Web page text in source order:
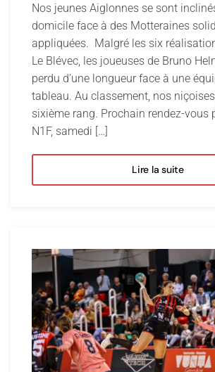
Nos jeunes Aiglonnes se sont
domicile face à des Motteraines
appliquées. Malgré les six
Le Blévec, les joueuses de Bruno
perdu d’une longueur face à une
tableau. Au classement, nos
sixième rang. Prochain rendez-vous
N1F, samedi […]
Lire la suite